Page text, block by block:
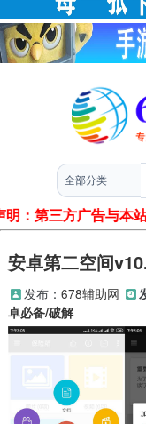
明：第三方广告与本
安卓第二空间
发布： 678辅助网
卓必备/破解